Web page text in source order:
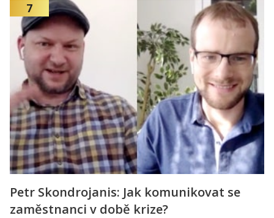
7
Petr Skondrojanis: Jak komunikovat se
zaměstnanci v době krize?